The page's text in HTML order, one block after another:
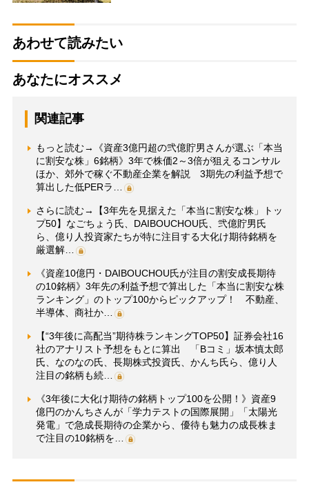
あわせて読みたい
あなたにオススメ
関連記事
もっと読む→《資産3億円超の弐億貯男さんが選ぶ「本当
に割安な株」6銘柄》3年で株価2～3倍が狙えるコンサル
ほか、郊外で稼ぐ不動産企業を解説 3期先の利益予想で
算出した低PERラ…
さらに読む→【3年先を見据えた「本当に割安な株」トッ
プ50】なごちょう氏、DAIBOUCHOU氏、弐億貯男氏
ら、億り人投資家たちが特に注目する大化け期待銘柄を
厳選解…
《資産10億円・DAIBOUCHOU氏が注目の割安成長期待
の10銘柄》3年先の利益予想で算出した「本当に割安な株
ランキング」のトップ100からピックアップ！ 不動産、
半導体、商社か…
【“3年後に高配当”期待株ランキングTOP50】証券会社16
社のアナリスト予想をもとに算出 「Bコミ」坂本慎太郎
氏、なのなの氏、長期株式投資氏、かんち氏ら、億り人
注目の銘柄も続…
《3年後に大化け期待の銘柄トップ100を公開！》資産9
億円のかんちさんが「学力テストの国際展開」「太陽光
発電」で急成長期待の企業から、優待も魅力の成長株ま
で注目の10銘柄を…